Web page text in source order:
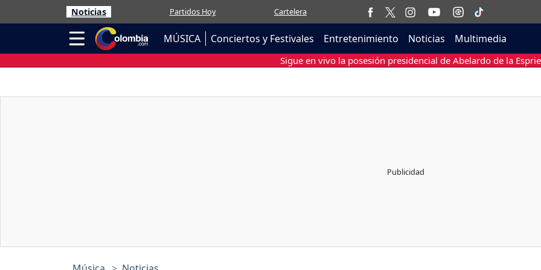
Noticias Partidos Hoy Cartelera
MÚSICA Conciertos y Festivales Entretenimiento Noticias Multimedia
Sigue en vivo la posesión presidencial de Abelardo de la